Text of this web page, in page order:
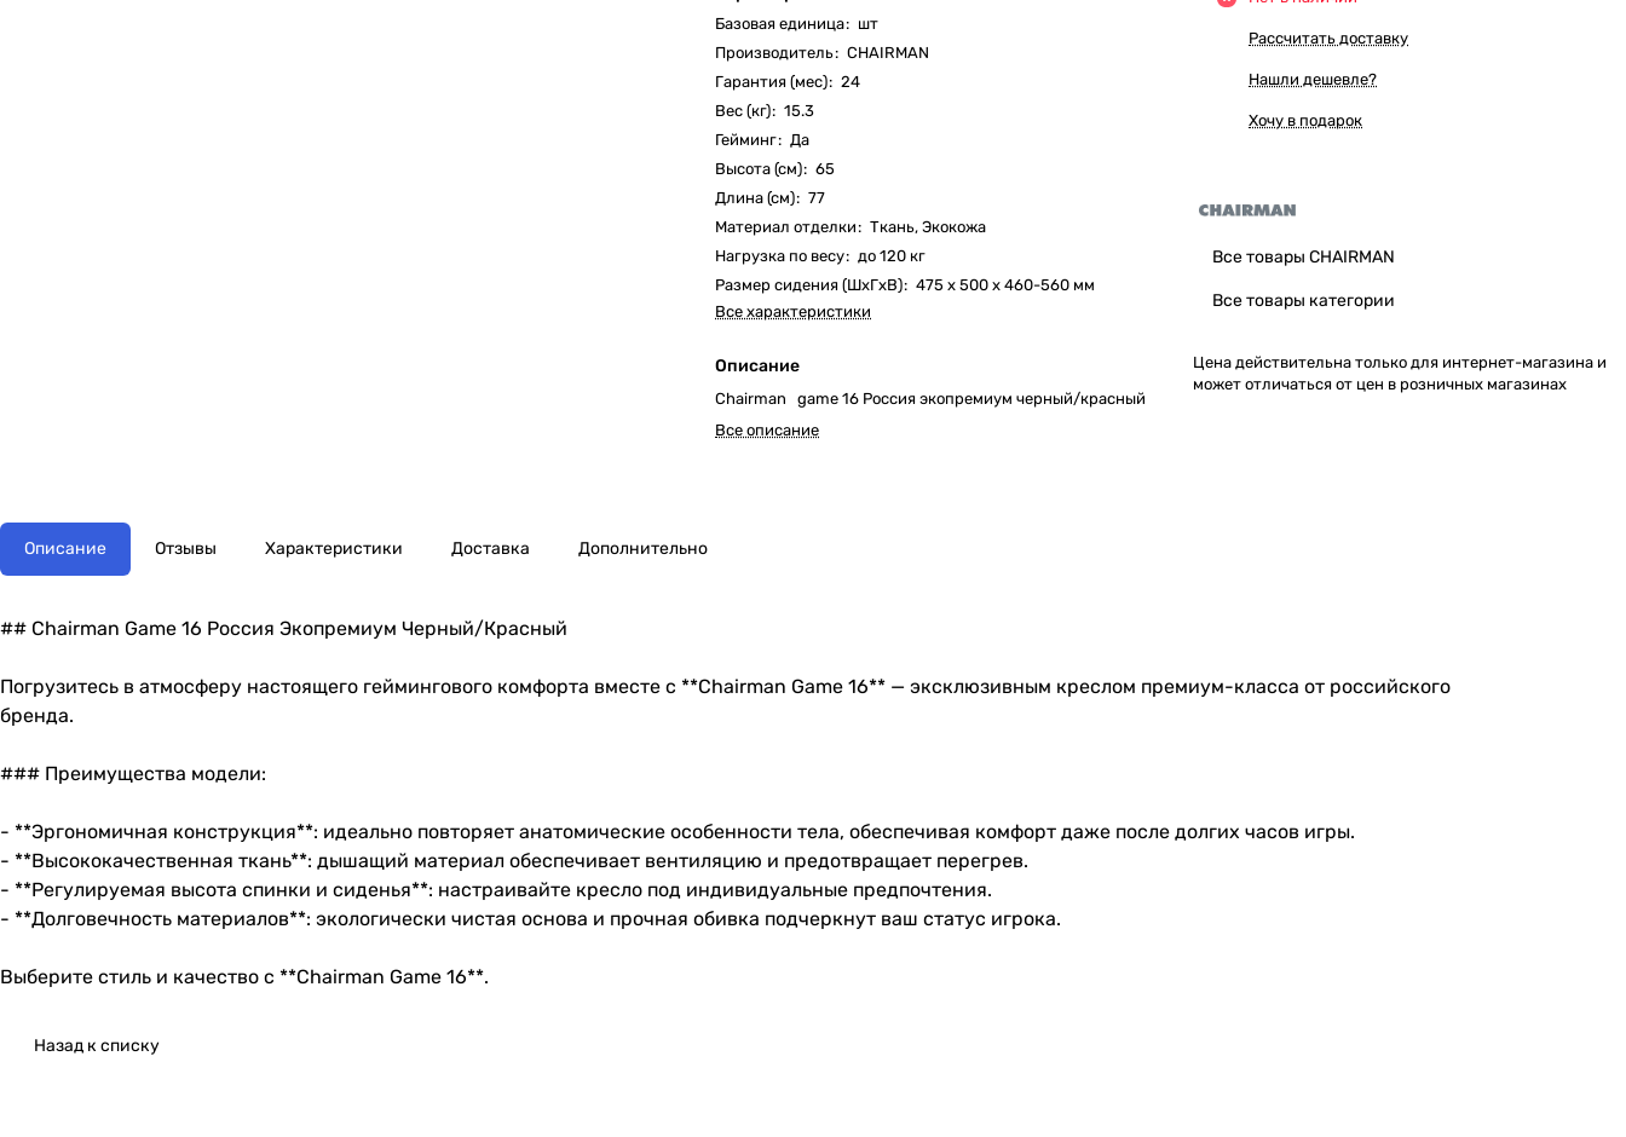
Базовая единица: шт
Производитель: CHAIRMAN
Гарантия (мес): 24
Вес (кг): 15.3
Гейминг: Да
Высота (см): 65
Длина (см): 77
Материал отделки: Ткань, Экокожа
Нагрузка по весу: до 120 кг
Размер сидения (ШxГxВ): 475 x 500 x 460-560 мм
Все характеристики
Описание
Chairman game 16 Россия экопремиум черный/красный
Все описание
Рассчитать доставку
Нашли дешевле?
Хочу в подарок
Все товары CHAIRMAN
Все товары категории
Цена действительна только для интернет-магазина и
может отличаться от цен в розничных магазинах
Описание Отзывы Характеристики Доставка Дополнительно
## Chairman Game 16 Россия Экопремиум Черный/Красный
Погрузитесь в атмосферу настоящего геймингового комфорта вместе с **Chairman Game 16** — эксклюзивным креслом премиум-класса от российского
бренда.
### Преимущества модели:
- **Эргономичная конструкция**: идеально повторяет анатомические особенности тела, обеспечивая комфорт даже после долгих часов игры.
- **Высококачественная ткань**: дышащий материал обеспечивает вентиляцию и предотвращает перегрев.
- **Регулируемая высота спинки и сиденья**: настраивайте кресло под индивидуальные предпочтения.
- **Долговечность материалов**: экологически чистая основа и прочная обивка подчеркнут ваш статус игрока.
Выберите стиль и качество с **Chairman Game 16**.
Назад к списку